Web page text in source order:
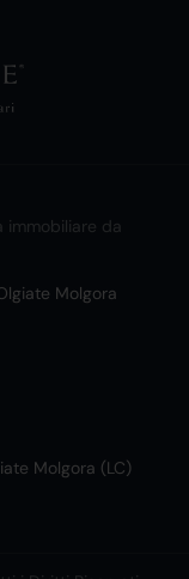
immobiliare da
Molgora
Molgora (LC)